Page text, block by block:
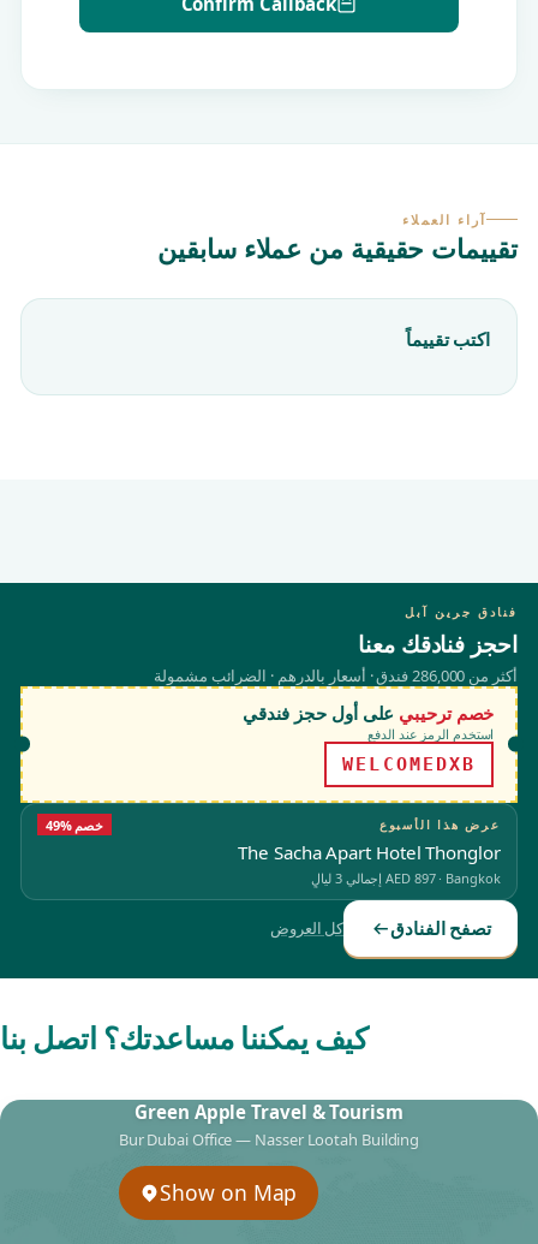
آراء العملاء
تقييمات حقيقية من عملاء سابقين
اكتب تقييماً
فنادق جرين آبل
احجز فنادقك معنا
أكثر من 286,000 فندق · أسعار بالدرهم · الضرائب مشمولة
خصم ترحيبي على أول حجز فندقي
استخدم الرمز عند الدفع
WELCOMEDXB
عرض هذا الأسبوع 49% خصم
The Sacha Apart Hotel Thonglor
Bangkok
·
AED 897إجمالي 3 ليالٍ
تصفح الفنادق كل العروض
كيف يمكننا مساعدتك؟ اتصل بنا
Green Apple Travel & Tourism
Bur Dubai Office — Nasser Lootah Building
Show on Map